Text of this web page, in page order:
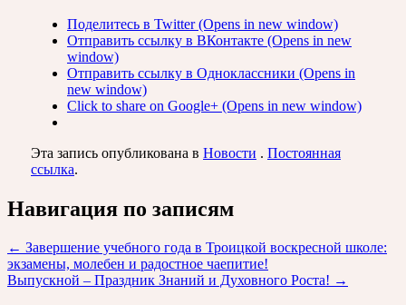
Поделитесь в Twitter (Opens in new window)
Отправить ссылку в ВКонтакте (Opens in new
window)
Отправить ссылку в Одноклассники (Opens in
new window)
Click to share on Google+ (Opens in new window)
Эта запись опубликована в Новости . Постоянная
ссылка.
Навигация по записям
← Завершение учебного года в Троицкой воскресной школе:
экзамены, молебен и радостное чаепитие!
Выпускной – Праздник Знаний и Духовного Роста! →